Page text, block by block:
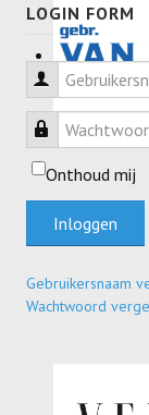
LOGIN FORM
Wachtwoord
Onthoud mij
Inloggen
Gebruikersnaam
Wachtwoord